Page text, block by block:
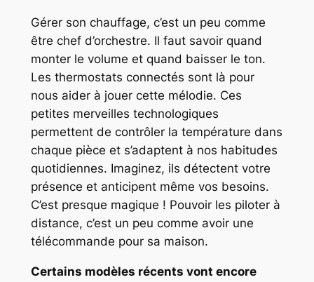
Gérer son chauffage, c’est un peu comme
être chef d’orchestre. Il faut savoir quand
monter le volume et quand baisser le ton.
Les thermostats connectés sont là pour
nous aider à jouer cette mélodie. Ces
petites merveilles technologiques
permettent de contrôler la température dans
chaque pièce et s’adaptent à nos habitudes
quotidiennes. Imaginez, ils détectent votre
présence et anticipent même vos besoins.
C’est presque magique ! Pouvoir les piloter à
distance, c’est un peu comme avoir une
télécommande pour sa maison.
Certains modèles récents vont encore